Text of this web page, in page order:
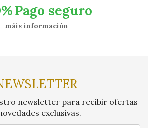
Pago seguro
máis información
newsletter para recibir ofertas
exclusivas.